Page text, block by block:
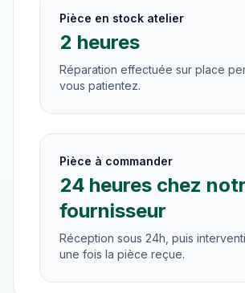
Pièce en stock atelier
2 heures
Réparation effectuée sur place
vous patientez.
Pièce à commander
24 heures chez
fournisseur
Réception sous 24h, puis
une fois la pièce reçue.